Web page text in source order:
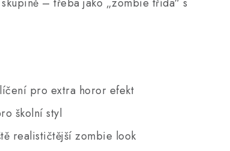
pro extra horor efekt
školní styl
realističtější zombie look